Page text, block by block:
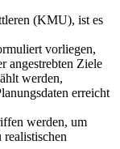
(KMU), ist es
vorliegen,
angestrebten Ziele
werden,
erreicht
werden, um